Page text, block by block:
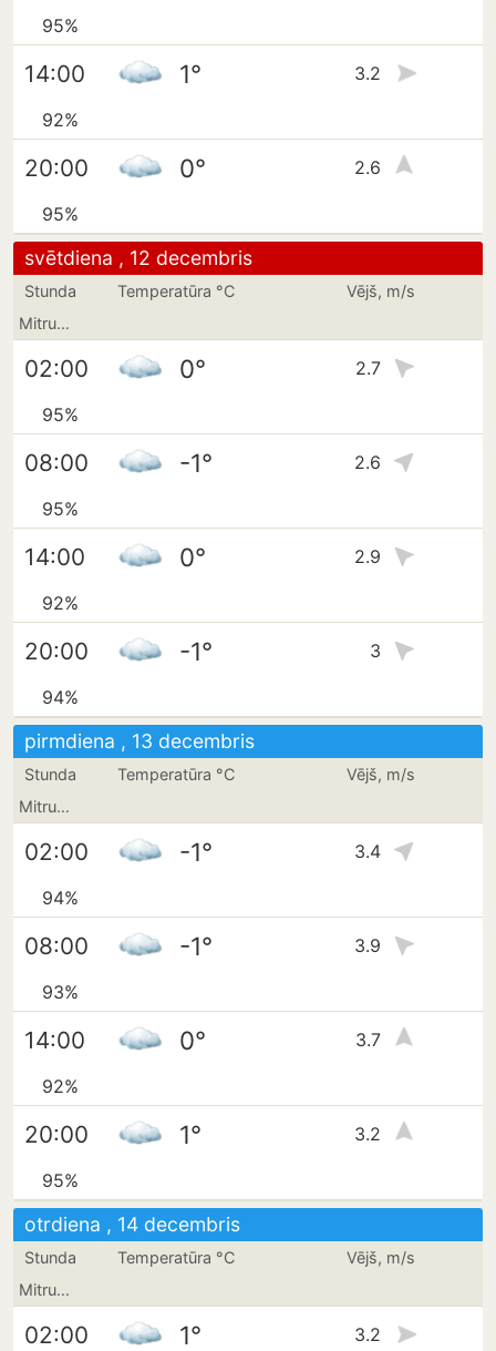
95%
14:00 1° 3.2
92%
20:00 0° 2.6
95%
svētdiena , 12 decembris
Stunda Temperatūra °C
Vējš, m/s
Mitrums
02:00 0° 2.7
95%
08:00 -1° 2.6
95%
14:00 0° 2.9
92%
20:00 -1° 3
94%
pirmdiena , 13 decembris
Stunda Temperatūra °C
Vējš, m/s
Mitrums
02:00 -1° 3.4
94%
08:00 -1° 3.9
93%
14:00 0° 3.7
92%
20:00 1° 3.2
95%
otrdiena , 14 decembris
Stunda Temperatūra °C
Vējš, m/s
Mitrums
02:00 1° 3.2